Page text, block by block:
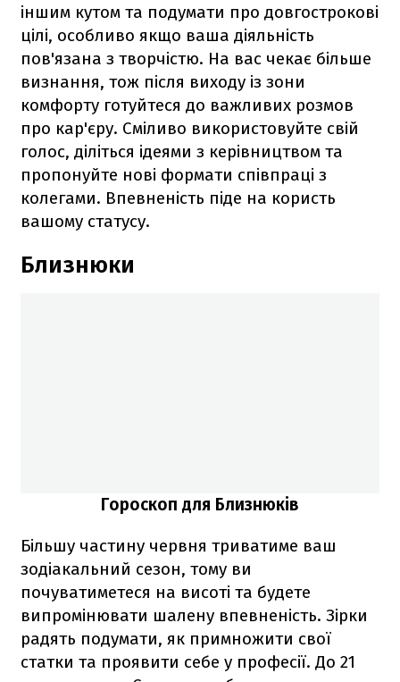
іншим кутом та подумати про довгострокові
цілі, особливо якщо ваша діяльність
пов'язана з творчістю. На вас чекає більше
визнання, тож після виходу із зони
комфорту готуйтеся до важливих розмов
про кар'єру. Сміливо використовуйте свій
голос, діліться ідеями з керівництвом та
пропонуйте нові формати співпраці з
колегами. Впевненість піде на користь
вашому статусу.
Близнюки
Гороскоп для Близнюків
Більшу частину червня триватиме ваш
зодіакальний сезон, тому ви
почуватиметеся на висоті та будете
випромінювати шалену впевненість. Зірки
радять подумати, як примножити свої
статки та проявити себе у професії. До 21